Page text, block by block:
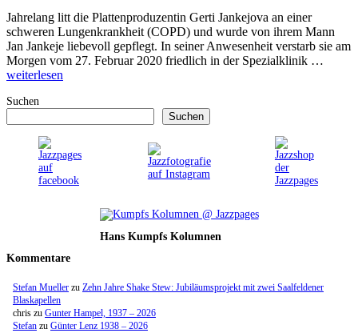
Jahrelang litt die Plattenproduzentin Gerti Jankejova an einer
schweren Lungenkrankheit (COPD) und wurde von ihrem Mann
Jan Jankeje liebevoll gepflegt. In seiner Anwesenheit verstarb sie am
Morgen vom 27. Februar 2020 friedlich in der Spezialklinik …
weiterlesen
Suchen
Suchen
Hans Kumpfs Kolumnen
Kommentare
Stefan Mueller zu Zehn Jahre Shake Stew: Jubiläumsprojekt mit zwei Saalfeldener
Blaskapellen
chris zu Gunter Hampel, 1937 – 2026
Stefan zu Günter Lenz 1938 – 2026